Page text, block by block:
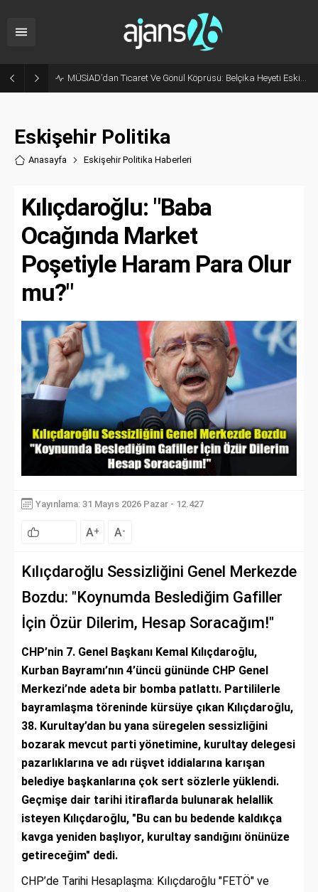
Korkudan Animasyona Beyaz Perdede Bu Hafta: 6 Yeni Film Vizyona Giriyor
Eskişehir Politika
Anasayfa Eskişehir Politika Haberleri
Kılıçdaroğlu: "Baba
Ocağında Market
Poşetiyle Haram Para Olur
mu?"
Yayınlama: 31 Mayıs 2026 Pazar - 12.427
A+ A-
Kılıçdaroğlu Sessizliğini Genel Merkezde
Bozdu: "Koynumda Beslediğim Gafiller
İçin Özür Dilerim, Hesap Soracağım!"
CHP’nin 7. Genel Başkanı Kemal Kılıçdaroğlu,
Kurban Bayramı’nın 4’üncü gününde CHP Genel
Merkezi’nde adeta bir bomba patlattı. Partililerle
bayramlaşma töreninde kürsüye çıkan Kılıçdaroğlu,
38. Kurultay’dan bu yana süregelen sessizliğini
bozarak mevcut parti yönetimine, kurultay delegesi
pazarlıklarına ve adı rüşvet iddialarına karışan
belediye başkanlarına çok sert sözlerle yüklendi.
Geçmişe dair tarihi itiraflarda bulunarak helallik
isteyen Kılıçdaroğlu, "Bu can bu bedende kaldıkça
kavga yeniden başlıyor, kurultay sandığını önünüze
getireceğim" dedi.
CHP’de Tarihi Hesaplaşma: Kılıçdaroğlu "FETÖ" ve